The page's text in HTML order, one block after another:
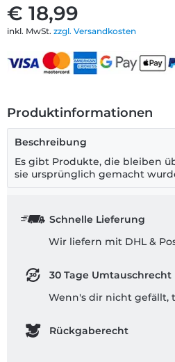
€ 18,99
inkl. MwSt. zzgl. Versandkosten
Produktinformationen
Beschreibung
Es gibt Produkte, die bleiben
sie ursprünglich gemacht
Schnelle Lieferung
Wir liefern mit DHL &
30 Tage Umtauschrecht
Wenn's dir nicht gefällt,
Rückgaberecht